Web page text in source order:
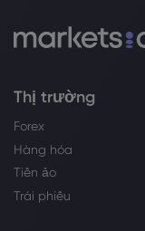
Thị trường
Forex
Hàng hóa
Tiền ảo
Trái phiếu